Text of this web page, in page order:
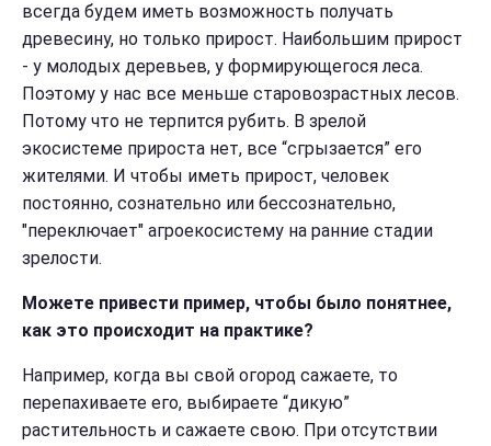
всегда будем иметь возможность получать
древесину, но только прирост. Наибольшим прирост
- у молодых деревьев, у формирующегося леса.
Поэтому у нас все меньше старовозрастных лесов.
Потому что не терпится рубить. В зрелой
экосистеме прироста нет, все “сгрызается” его
жителями. И чтобы иметь прирост, человек
постоянно, сознательно или бессознательно,
"переключает" агроекосистему на ранние стадии
зрелости.
Можете привести пример, чтобы было понятнее,
как это происходит на практике?
Например, когда вы свой огород сажаете, то
перепахиваете его, выбираете “дикую”
растительность и сажаете свою. При отсутствии